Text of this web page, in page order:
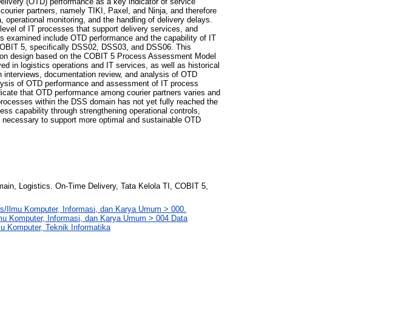
partners, namely TIKI, Paxel, and Ninja, and therefore
monitoring, and the handling of delivery delays.
of IT processes that support delivery services, and
examined include OTD performance and the capability of IT
5, specifically DSS02, DSS03, and DSS06. This
design based on the COBIT 5 Process Assessment Model
in logistics operations and IT services, as well as historical
documentation review, and analysis of OTD
of OTD performance and assessment of IT process
that OTD performance among courier partners varies and
within the DSS domain has not yet fully reached the
capability through strengthening operational controls,
to support more optimal and sustainable OTD
Logistics. On-Time Delivery, Tata Kelola TI, COBIT 5,
Ilmu Komputer, Informasi, dan Karya Umum > 000.
Komputer, Informasi, dan Karya Umum > 004 Data
Komputer, Teknik Informatika